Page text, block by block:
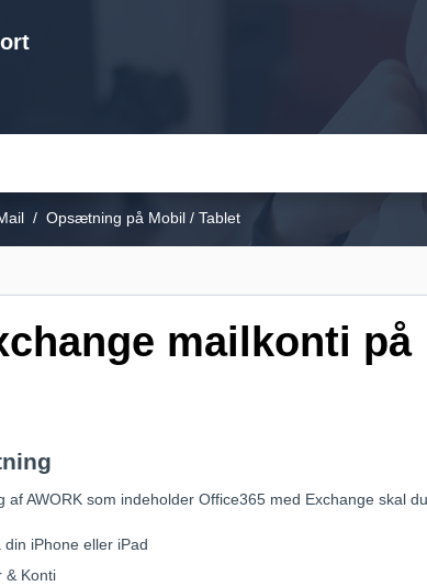
Opsætning på Mobil / Tablet
mailkonti på
af AWORK som indeholder Office365 med Exchange skal
iPhone eller iPad
& Konti